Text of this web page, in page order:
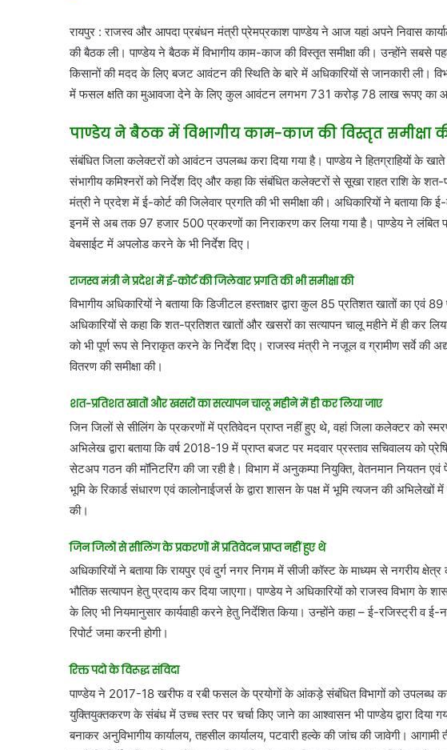
रायपुर : राजस्व और आपदा प्रबंधन मंत्री प्रेमप्रकाश पाण्डेय ने आज यहां अपने निवास
की बैठक ली। पाण्डेय ने बैठक में विभागीय काम-काज की विस्तृत समीक्षा की। उन्होंने सबसे
किसानों की मदद के लिए बजट आवंटन की स्थिति के बारे में अधिकारियों से जानकारी ली।
में फसल क्षति का मुआवजा देने के लिए कुल आवंटन लगभग 731 करोड़ 78 लाख रूपए का
पाण्डेय ने बैठक में विभागीय काम-काज की विस्तृत समीक्षा
संबंधित जिला कलेक्टरों को आवंटन उपलब्ध करा दिया गया है। पाण्डेय ने हितग्राहियों के
संभागीय कमिश्नरों को निर्देश दिए और कहा कि संबंधित कलेक्टरों से सूखा राहत राशि के
मंत्री ने प्रदेश में ई-कोर्ट की जिलेवार प्रगति की भी समीक्षा की। अधिकारियों ने बताया
इनमें से अब तक 97 हजार 500 प्रकरणों का निराकरण कर लिया गया है। पाण्डेय ने लंबित
वेबसाईट में अपलोड करने के भी निर्देश दिए।
राजस्व मंत्री ने प्रदेश में ई-कोर्ट की जिलेवार प्रगति की भी समीक्षा की
विभागीय अधिकारियों ने बताया कि डिजीटल हस्ताक्षर द्वारा कुल 85 प्रतिशत खातों का
अधिकारियों से कहा कि शत-प्रतिशत खातों और खसरों का सत्यापन चालू महीने में ही कर
को भी पूर्ण रूप से निराकृत करने के निर्देश दिए। राजस्व मंत्री ने नजूल व ग्रामीण सर्वे की
वितरण की समीक्षा की।
शत-प्रतिशत खातों और खसरों का सत्यापन चालू महीने में ही कर लिया जाए
जिन जिलों से सीलिंग के प्रकरणों में प्रतिवेदन प्राप्त नहीं हुए थे, वहां जिला कलेक्टर को
अभिलेख द्वारा बताया कि वर्ष 2018-19 में प्राप्त बजट पर मदवार प्रस्ताव सचिवालय को
सेटअप गठन की मॉनिटरिंग की जा रही है। विभाग में अनुकम्पा नियुक्ति, वेतनमान नियतन
भूमि के रिकार्ड संधारण एवं कालोनाईजर्स के द्वारा शासन के पक्ष में भूमि त्यजन की अभिलेखों
की।
जिन जिलों से सीलिंग के प्रकरणों में प्रतिवेदन प्राप्त नहीं हुए थे
अधिकारियों ने बताया कि रायपुर एवं दुर्ग नगर निगम में सीजी कॉस्ट के माध्यम से नगरीय
भौतिक सत्यापन हेतु प्रदाय कर दिया जाएगा। पाण्डेय ने अधिकारियों को राजस्व विभाग के
के लिए भी नियमानुसार कार्यवाही करने हेतु निर्देशित किया। उन्होंने कहा – ई-रजिस्ट्री व ई-
रिपोर्ट जमा करनी होगी।
रिक्त पदो के विरूद्ध संविदा
पाण्डेय ने 2017-18 खरीफ व रबी फसल के प्रयोगों के आंकड़े संबंधित विभागों को उपलब्ध
युक्तियुक्तकरण के संबंध में उच्च स्तर पर चर्चा किए जाने का आश्वासन भी पाण्डेय द्वारा दिया
बनाकर अनुविभागीय कार्यालय, तहसील कार्यालय, पटवारी हल्के की जांच की जावेगी। आगामी